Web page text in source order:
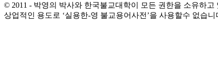
© 2011 - 박영의 박사와 한국불교대학이 모든 권한을 소유하고
상업적인 용도로 ‘실용한-영 불교용어사전’을 사용할수 없습니